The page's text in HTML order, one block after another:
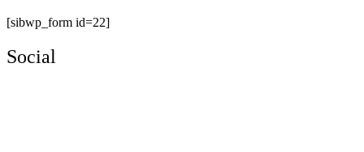
[sibwp_form id=22]
Social